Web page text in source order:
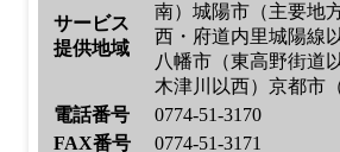
サービス
提供地域
南）城陽市（主要地
西・府道内里城陽線
八幡市（東高野街道
木津川以西）京都市
電話番号
0774-51-3170
FAX番号
0774-51-3171